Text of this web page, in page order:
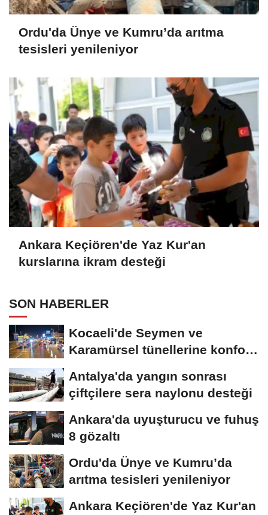
Ordu'da Ünye ve Kumru’da arıtma
tesisleri yenileniyor
Ankara Keçiören'de Yaz Kur'an
kurslarına ikram desteği
SON HABERLER
Kocaeli'de Seymen ve
Karamürsel tünellerine konfor
Antalya'da yangın sonrası
çiftçilere sera naylonu desteği
Ankara'da uyuşturucu ve fuhuş
8 gözaltı
Ordu'da Ünye ve Kumru’da
arıtma tesisleri yenileniyor
Ankara Keçiören'de Yaz Kur'an